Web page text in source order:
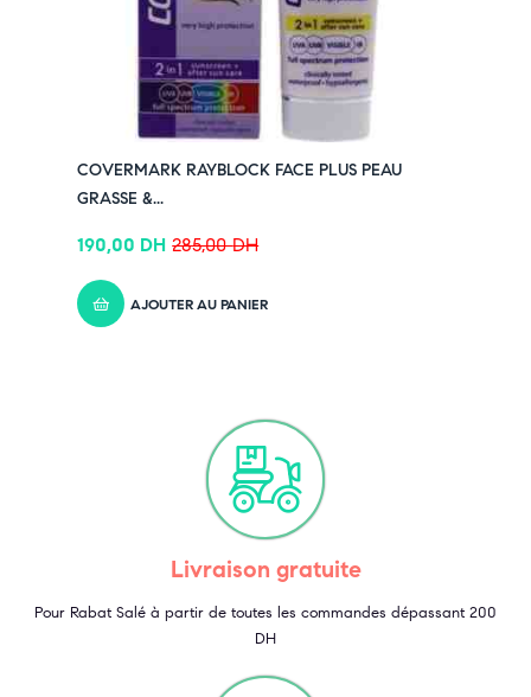
COVERMARK RAYBLOCK FACE PLUS PEAU
GRASSE &...
285,00DH
190,00 DH
AJOUTER AU PANIER
Livraison gratuite
Pour Rabat Salé à partir de toutes les commandes dépassant 200
DH